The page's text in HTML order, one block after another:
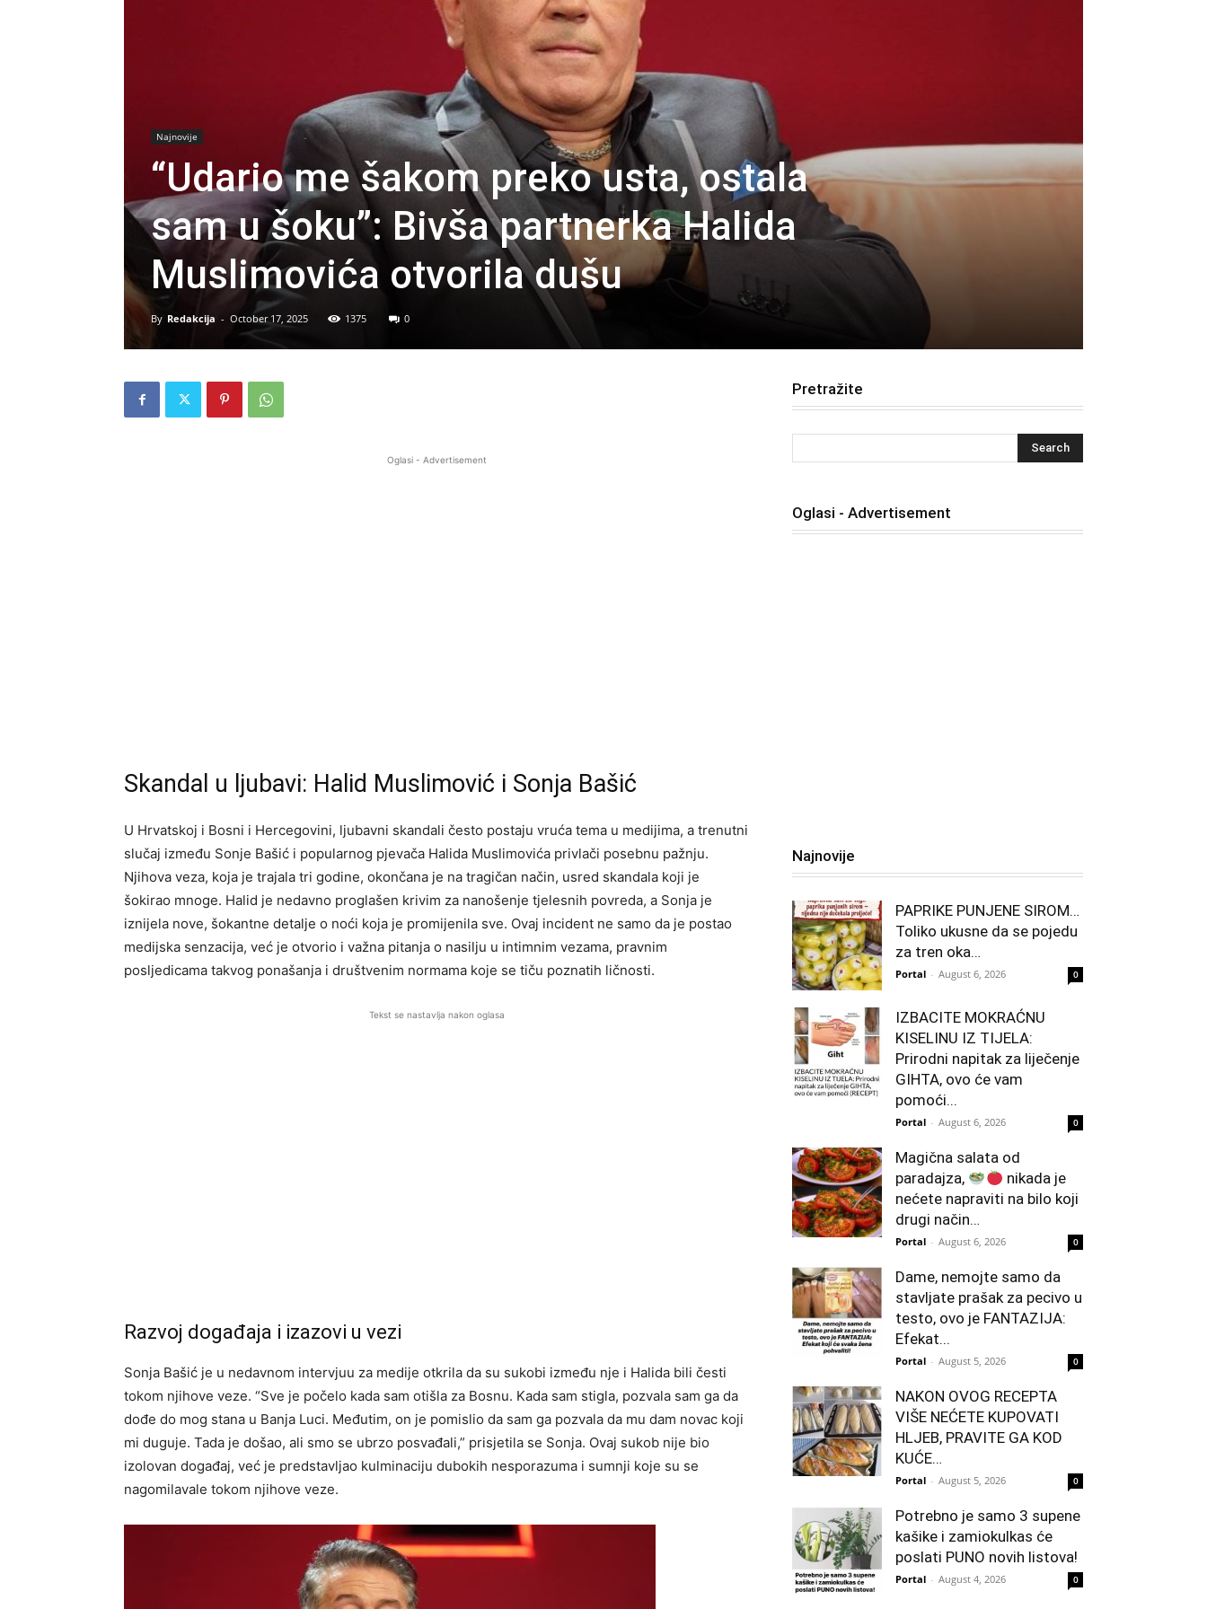
Najnovije
“Udario me šakom preko usta, ostala
sam u šoku”: Bivša partnerka Halida
Muslimovića otvorila dušu
By Redakcija - October 17, 2025 1375 0
Oglasi - Advertisement
Skandal u ljubavi: Halid Muslimović i Sonja Bašić
U Hrvatskoj i Bosni i Hercegovini, ljubavni skandali često postaju vruća tema u medijima, a trenutni
slučaj između Sonje Bašić i popularnog pjevača Halida Muslimovića privlači posebnu pažnju.
Njihova veza, koja je trajala tri godine, okončana je na tragičan način, usred skandala koji je
šokirao mnoge. Halid je nedavno proglašen krivim za nanošenje tjelesnih povreda, a Sonja je
iznijela nove, šokantne detalje o noći koja je promijenila sve. Ovaj incident ne samo da je postao
medijska senzacija, već je otvorio i važna pitanja o nasilju u intimnim vezama, pravnim
posljedicama takvog ponašanja i društvenim normama koje se tiču poznatih ličnosti.
Tekst se nastavlja nakon oglasa
Razvoj događaja i izazovi u vezi
Sonja Bašić je u nedavnom intervjuu za medije otkrila da su sukobi između nje i Halida bili česti
tokom njihove veze. “Sve je počelo kada sam otišla za Bosnu. Kada sam stigla, pozvala sam ga da
dođe do mog stana u Banja Luci. Međutim, on je pomislio da sam ga pozvala da mu dam novac koji
mi duguje. Tada je došao, ali smo se ubrzo posvađali,” prisjetila se Sonja. Ovaj sukob nije bio
izolovan događaj, već je predstavljao kulminaciju dubokih nesporazuma i sumnji koje su se
nagomilavale tokom njihove veze.
Pretražite
Oglasi - Advertisement
Najnovije
PAPRIKE PUNJENE SIROM…
Toliko ukusne da se pojedu
za tren oka…
Portal - August 6, 2026 0
IZBACITE MOKRAĆNU
KISELINU IZ TIJELA:
Prirodni napitak za liječenje
GIHTA, ovo će vam
pomoći...
Portal - August 6, 2026 0
Magična salata od
paradajza,
nikada je
nećete napraviti na bilo koji
drugi način…
Portal - August 6, 2026 0
Dame, nemojte samo da
stavljate prašak za pecivo u
testo, ovo je FANTAZIJA:
Efekat...
Portal - August 5, 2026 0
NAKON OVOG RECEPTA
VIŠE NEĆETE KUPOVATI
HLJEB, PRAVITE GA KOD
KUĆE…
Portal - August 5, 2026 0
Potrebno je samo 3 supene
kašike i zamiokulkas će
poslati PUNO novih listova!
Portal - August 4, 2026 0